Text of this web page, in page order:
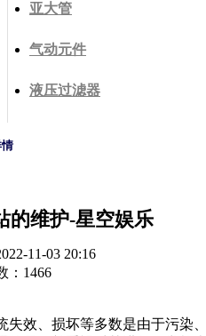
亚大管
气动元件
液压过滤器
的维护-星空娱乐
11-03 20:16
：1466
失效、损坏等多数是由于污染